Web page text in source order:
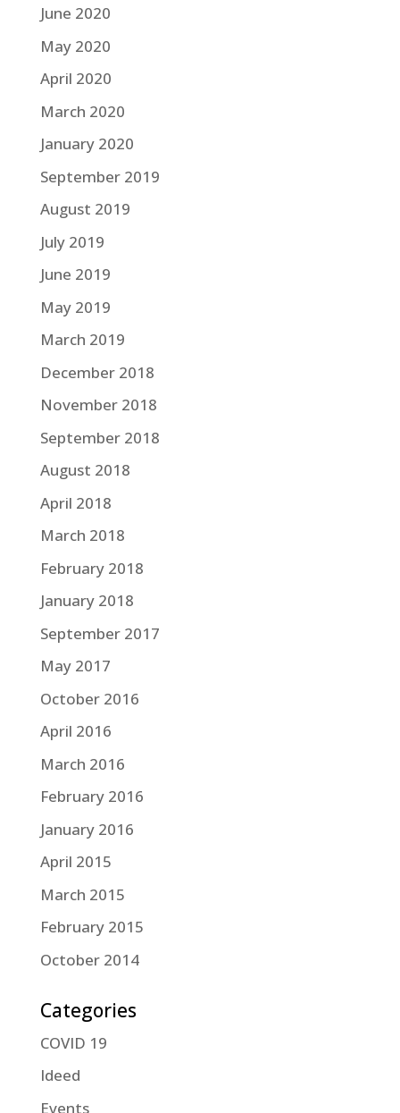
June 2020
May 2020
April 2020
March 2020
January 2020
September 2019
August 2019
July 2019
June 2019
May 2019
March 2019
December 2018
November 2018
September 2018
August 2018
April 2018
March 2018
February 2018
January 2018
September 2017
May 2017
October 2016
April 2016
March 2016
February 2016
January 2016
April 2015
March 2015
February 2015
October 2014
Categories
COVID 19
Ideed
Events